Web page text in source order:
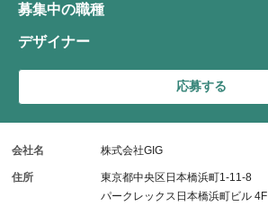
募集中の職種
デザイナー
応募する
会社名 株式会社GIG
住所
東京都中央区日本橋浜町1-11-8
パークレックス日本橋浜町ビル 4F